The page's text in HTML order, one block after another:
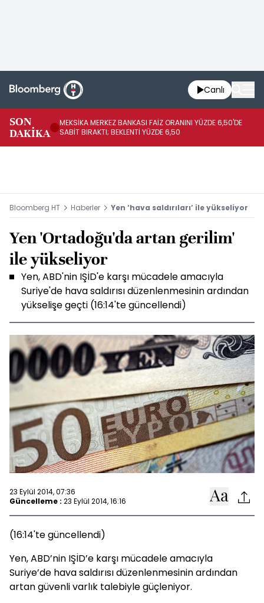
Canlı
SON
DAKİKA
MEKSİKA MERKEZ BANKASI FAİZ ORANINI YÜZDE 6,50'DE
SABİT BIRAKTI; BEKLENTİ YÜZDE 6,50
Bloomberg HT Haberler Yen ‘hava saldırıları’ ile yükseliyor
Yen 'Ortadoğu'da artan gerilim'
ile yükseliyor
Yen, ABD'nin IŞİD'e karşı mücadele amacıyla
Suriye'de hava saldırısı düzenlenmesinin ardından
yükselişe geçti (16:14'te güncellendi)
23 Eylül 2014, 07:36
Güncelleme : 23 Eylül 2014, 16:16
(16:14'te güncellendi)
Yen, ABD’nin IŞİD’e karşı mücadele amacıyla
Suriye’de hava saldırısı düzenlenmesinin ardından
artan güvenli varlık talebiyle güçleniyor.